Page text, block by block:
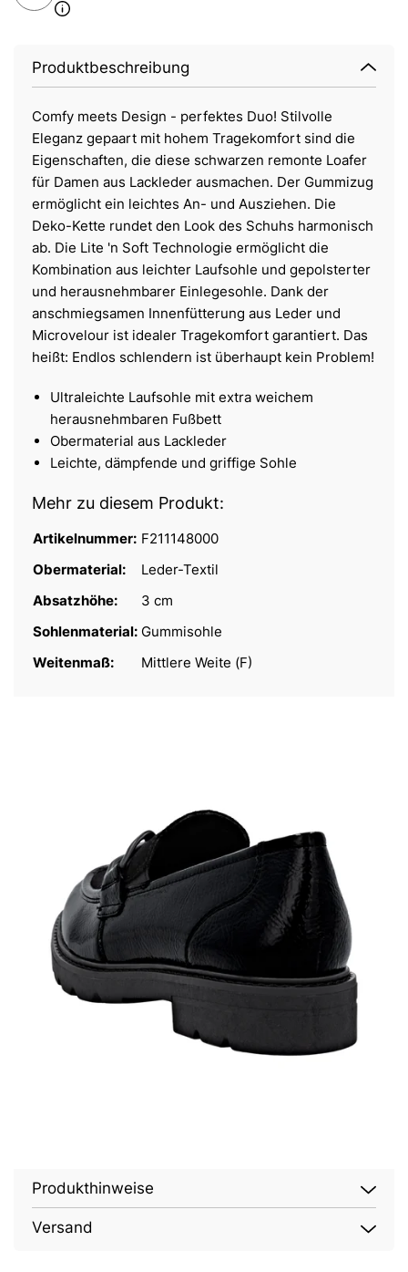
Produktbeschreibung
Comfy meets Design - perfektes Duo! Stilvolle
Eleganz gepaart mit hohem Tragekomfort sind die
Eigenschaften, die diese schwarzen remonte Loafer
für Damen aus Lackleder ausmachen. Der Gummizug
ermöglicht ein leichtes An- und Ausziehen. Die
Deko-Kette rundet den Look des Schuhs harmonisch
ab. Die Lite 'n Soft Technologie ermöglicht die
Kombination aus leichter Laufsohle und gepolsterter
und herausnehmbarer Einlegesohle. Dank der
anschmiegsamen Innenfütterung aus Leder und
Microvelour ist idealer Tragekomfort garantiert. Das
heißt: Endlos schlendern ist überhaupt kein Problem!
Ultraleichte Laufsohle mit extra weichem
herausnehmbaren Fußbett
Obermaterial aus Lackleder
Leichte, dämpfende und griffige Sohle
Mehr zu diesem Produkt:
Artikelnummer: F211148000
Obermaterial:
Leder-Textil
Absatzhöhe:
3 cm
Sohlenmaterial: Gummisohle
Weitenmaß:
Mittlere Weite (F)
Produkthinweise
Versand